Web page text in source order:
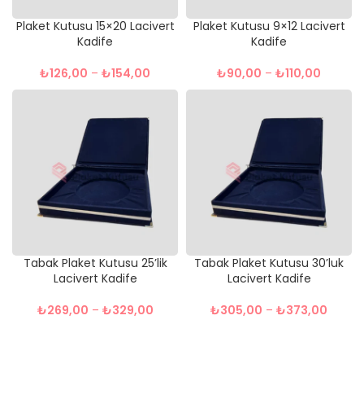
Plaket Kutusu 15×20 Lacivert
Kadife
₺126,00 – ₺154,00
Plaket Kutusu 9×12 Lacivert
Kadife
₺90,00 – ₺110,00
Tabak Plaket Kutusu 25’lik
Lacivert Kadife
₺269,00 – ₺329,00
Tabak Plaket Kutusu 30’luk
Lacivert Kadife
₺305,00 – ₺373,00